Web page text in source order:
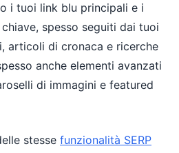
i tuoi link blu principali e i
spesso seguiti dai tuoi
articoli di cronaca e ricerche
anche elementi avanzati
di immagini e featured
stesse funzionalità SERP